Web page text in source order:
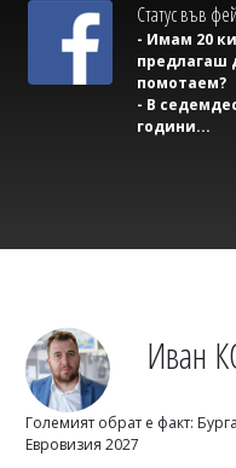
Статус във
- Имам 20
предлагаш
помотаем?
- В
години...
Иван
Големият обрат е факт:
Евровизия 2027